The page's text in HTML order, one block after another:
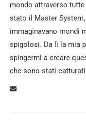
mondo attraverso
stato il Master
immaginavano mondi
spigolosi. Da lì la mia
spingermi a creare
che sono stati